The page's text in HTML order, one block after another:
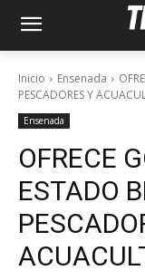
Inicio Ensenada
PESCADORES Y
Ensenada
OFRECE
ESTADO